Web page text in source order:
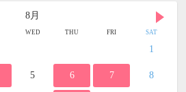
8月
WED THU FRI SAT
1
5 6 7 8